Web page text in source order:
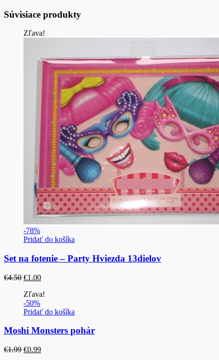
Súvisiace produkty
Zľava!
-78%
Pridať do košíka
Set na fotenie – Party Hviezda 13dielov
€4.50 Pôvodná
bola:
€4.50.
€1.00Aktuálna
je:
Zľava!
-50%
Pridať do košíka
Moshi Monsters pohár
€1.99 Pôvodná
€0.99Aktuálna